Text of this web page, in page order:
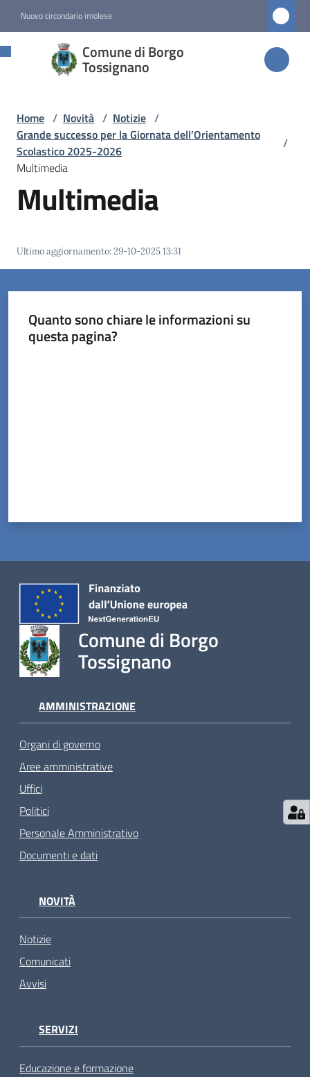
Nuovo circondario imolese
Comune di Borgo
Tossignano
Comune di
Borgo
Amministrazione
Novità
Menu selezionato
Borgo
Tossignano
gli
Home / Novità / Notizie /
Grande successo per la Giornata dell’Orientamento
Scolastico 2025-2026
/
Multimedia
Multimedia
Ultimo aggiornamento:29-10-2025 13:31
Quanto sono chiare le informazioni su
questa pagina?
Comune di Borgo
Tossignano
AMMINISTRAZIONE
Organi di governo
Aree amministrative
Uffici
Politici
Personale Amministrativo
Documenti e dati
NOVITÀ
Notizie
Comunicati
Avvisi
SERVIZI
Educazione e formazione